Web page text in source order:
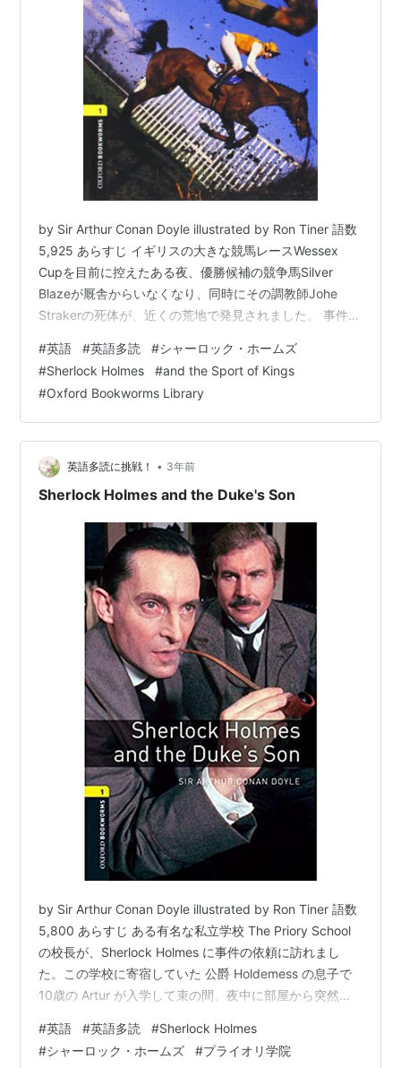
by Sir Arthur Conan Doyle illustrated by Ron Tiner 語数
5,925 あらすじ イギリスの大きな競馬レースWessex
Cupを目前に控えたある夜、優勝候補の競争馬Silver
Blazeが厩舎からいなくなり、同時にその調教師Johe
Strakerの死体が、近くの荒地で発見されました。 事件が
しい男Simpsonが現れており、厩舎で働いていた若者の
証言と、死体の手にそのスカーフが握られていたことか
ら、犯人はSimpsonと思われていました。 けれども、遺
品の数々や状況から不審な点があり、別の人…
#英語 #英語多読 #シャーロック・ホームズ
#Sherlock Holmes #and the Sport of Kings
#Oxford Bookworms Library
英語多読に挑戦！ • 3年前
Sherlock Holmes and the Duke's Son
by Sir Arthur Conan Doyle illustrated by Ron Tiner 語数
5,800 あらすじ ある有名な私立学校 The Priory School
の校長が、Sherlock Holmes に事件の依頼に訪れまし
た。この学校に寄宿していた 公爵 Holdemess の息子で
10歳の Artur が入学して束の間、夜中に部屋から突然い
この学校のドイツ語の先生 Heidegger の行方もわかりま
せん。公爵は公になることを恐れ、二人がいなくなって3
#英語 #英語多読 #Sherlock Holmes
#シャーロック・ホームズ #プライオリ学院